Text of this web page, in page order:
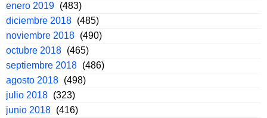
enero 2019 (483)
diciembre 2018 (485)
noviembre 2018 (490)
octubre 2018 (465)
septiembre 2018 (486)
agosto 2018 (498)
julio 2018 (323)
junio 2018 (416)